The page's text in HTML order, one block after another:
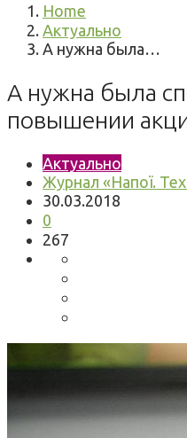
Home
Актуально
А нужна была…
А нужна была
повышении
Актуально
Журнал «Напої.
30.03.2018
0
267